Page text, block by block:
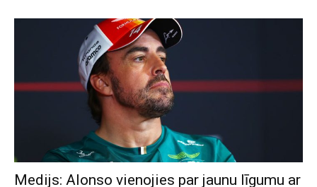
Medijs: Alonso vienojies par jaunu līgumu ar